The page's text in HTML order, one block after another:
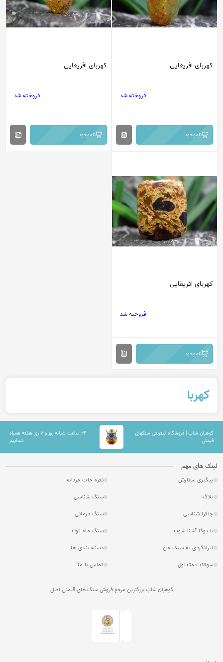
کهربای افریقایی
فروخته شد
ناموجود
کهربای افریقایی
فروخته شد
ناموجود
کهربای افریقایی
فروخته شد
ناموجود
کهربا
گوهران شاپ | فروشگاه اینترنتی سنگهای
قیمتی
۲۴ ساعت شبانه روز و ۷ روز هفته همراه
شماییم
لینک های مهم
پیگیری سفارش
نقره جات مردانه
بلاگ
سنگ شناسی
چاکرا شناسی
سنگ درمانی
با یوگا آشنا شوید
سنگ ماه تولد
ایرانگردی به سبک من
دسته بندی ها
سوالات متداول
تماس با ما
گوهران شاپ بزرگترین مرجع فروش سنگ های قیمتی اصل